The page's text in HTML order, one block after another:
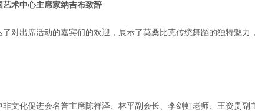
艺术中心主席家纳吉布致辞
对出席活动的嘉宾们的欢迎，展示了莫桑比克传统舞蹈的独特魅力，
文化促进会名誉主席陈祥泽、林平副会长、李剑虹老师、王资贵副